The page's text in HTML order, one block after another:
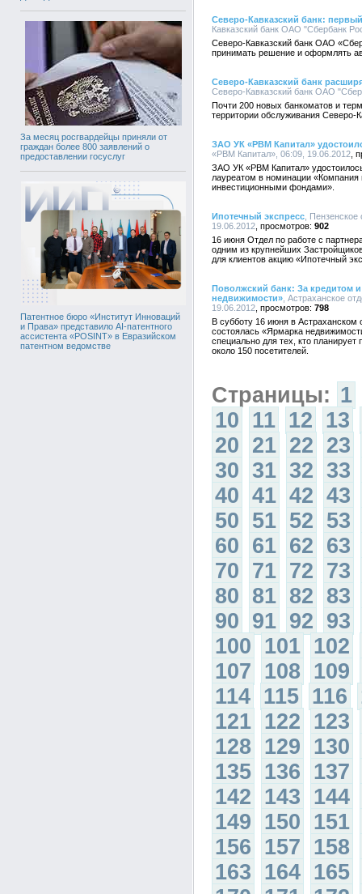
За месяц росгвардейцы приняли от
граждан более 800 заявлений о
предоставлении госуслуг
Патентное бюро «Институт Инноваций
и Права» представило AI-патентного
ассистента «POSINT» в Евразийском
патентном ведомстве
Северо-Кавказский банк:
Кавказский банк ОАО "Сбербанк
Северо-Кавказский банк ОАО
принимать решение и оформлять
Северо-Кавказский банк
Северо-Кавказский банк ОАО
Почти 200 новых банкоматов и
территории обслуживания Северо-
ЗАО УК «РВМ Капитал»
«РВМ Капитал», 06:09, 19.06.2012
ЗАО УК «РВМ Капитал»
лауреатом в номинации
инвестиционными фондами».
Ипотечный экспресс ,
19.06.2012
902
16 июня Отдел по работе с
одним из крупнейших
для клиентов акцию «Ипотечный
Поволжский банк: За кредитом
недвижимости» , Астраханское
19.06.2012
798
В субботу 16 июня в
состоялась «Ярмарка
специально для тех, кто
около 150 посетителей.
Страницы: 1
10 11 12 13
20 21 22 23
30 31 32 33
40 41 42 43
50 51 52 53
60 61 62 63
70 71 72 73
80 81 82 83
90 91 92 93
100 101 102
107 108 109
114 115 116
121 122 123
128 129 130
135 136 137
142 143 144
149 150 151
156 157 158
163 164 165